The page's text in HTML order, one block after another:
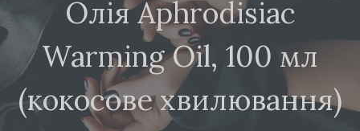
Олія Aphrodisiac
Warming Oil, 100 мл
(кокосове хвилювання)